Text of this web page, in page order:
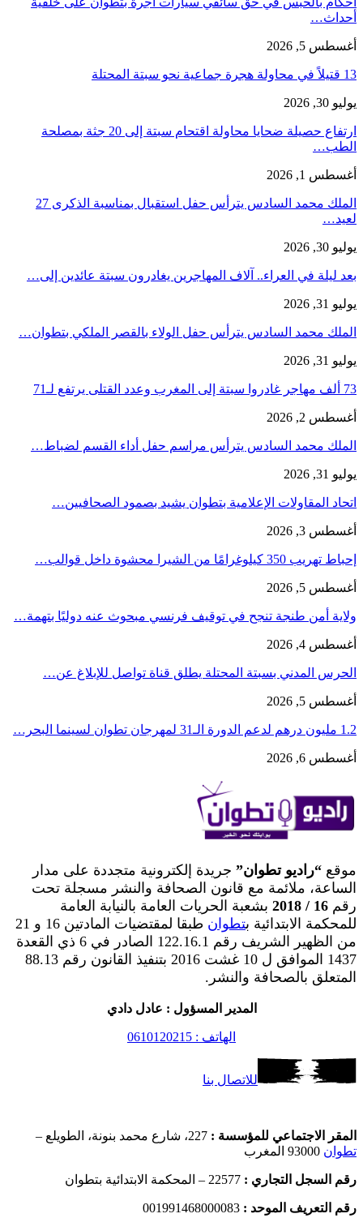
أحداث…
أغسطس 5, 2026
13 قتيلاً في محاولة هجرة جماعية نحو سبتة المحتلة
يوليو 30, 2026
ارتفاع حصيلة ضحايا محاولة اقتحام سبتة إلى 20 جثة بمصلحة
الطب…
أغسطس 1, 2026
الملك محمد السادس يترأس حفل استقبال بمناسبة الذكرى 27
لعيد…
يوليو 30, 2026
بعد ليلة في العراء.. آلاف المهاجرين يغادرون سبتة عائدين إلى…
يوليو 31, 2026
الملك محمد السادس يترأس حفل الولاء بالقصر الملكي بتطوان…
يوليو 31, 2026
73 ألف مهاجر غادروا سبتة إلى المغرب وعدد القتلى يرتفع لـ71
أغسطس 2, 2026
الملك محمد السادس يترأس مراسم حفل أداء القسم لضباط…
يوليو 31, 2026
اتحاد المقاولات الإعلامية بتطوان يشيد بصمود الصحافيين…
أغسطس 3, 2026
إحباط تهريب 350 كيلوغرامًا من الشيرا محشوة داخل قوالب…
أغسطس 5, 2026
ولاية أمن طنجة تنجح في توقيف فرنسي مبحوث عنه دوليًا بتهمة…
أغسطس 4, 2026
الحرس المدني بسبتة المحتلة يطلق قناة تواصل للإبلاغ عن…
أغسطس 5, 2026
1.2 مليون درهم لدعم الدورة الـ31 لمهرجان تطوان لسينما البحر…
أغسطس 6, 2026
موقع “راديو تطوان” جريدة إلكترونية متجددة على مدار
الساعة، ملائمة مع قانون الصحافة والنشر مسجلة تحت
رقم 16 / 2018
بشعبة الحريات العامة بالنيابة العامة
للمحكمة الابتدائية بتطوان
طبقا لمقتضيات المادتين 16 و 21
من الظهير الشريف رقم 122.16.1 الصادر في 6 ذي القعدة
1437 الموافق ل 10 غشت 2016 بتنفيذ القانون رقم 88.13
المتعلق بالصحافة والنشر.
المدير المسؤول : عادل دادي
الهاتف : 0610120215
للاتصال بنا
المقر الاجتماعي للمؤسسة : 227، شارع محمد بنونة، الطويلع –
تطوان
رقم السجل التجاري : 22577 – المحكمة الابتدائية بتطوان
رقم التعريف الموحد : 001991468000083